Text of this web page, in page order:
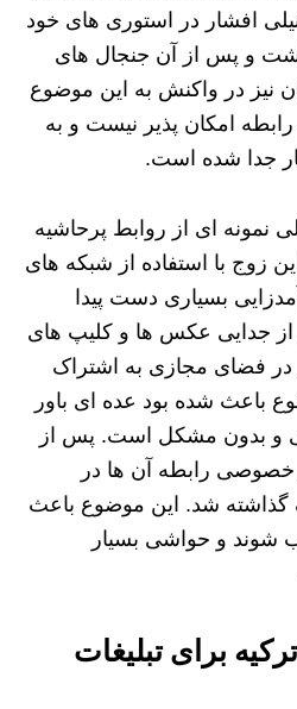
بود. در آذر 1398 نیلی افشار در استوری های خود
و پس از آن جنجال های
نیز در واکنش به این موضوع
رابطه امکان پذیر نیست و به
جدا شده است.
نمونه ای از روابط پرحاشیه
زوج با استفاده از شبکه های
بسیاری دست پیدا
از جدایی عکس ها و کلیپ های
در فضای مجازی به اشتراک
باعث شده بود عده ای باور
و بدون مشکل است. پس از
خصوصی رابطه آن ها در
شد. این موضوع باعث
شوند و حواشی بسیار
برای تبلیغات